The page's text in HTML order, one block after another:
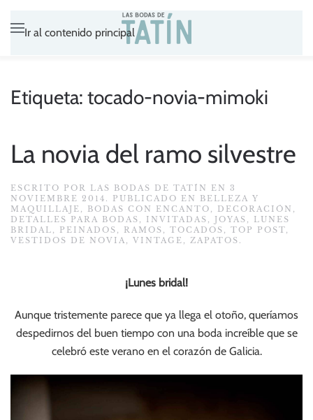
Ir al contenido principal
Etiqueta: tocado-novia-mimoki
La novia del ramo silvestre
ESCRITO POR LAS BODAS DE TATÍN EN 3
NOVIEMBRE 2014 . PUBLICADO EN BELLEZA Y
MAQUILLAJE , BODAS CON ENCANTO , DECORACIÓN ,
DETALLES PARA BODAS , INVITADAS , JOYAS , LUNES
BRIDAL , PEINADOS , RAMOS , TOCADOS , TOP POST,
VESTIDOS DE NOVIA , VINTAGE , ZAPATOS .
¡Lunes bridal!
Aunque tristemente parece que ya llega el otoño, queríamos
despedirnos del buen tiempo con una boda increíble que se
celebró este verano en el corazón de Galicia.